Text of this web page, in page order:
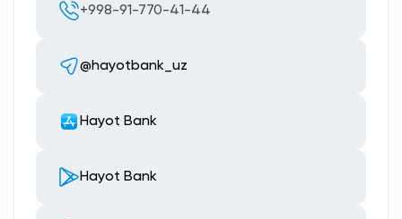
+998-91-770-41-44
@hayotbank_uz
Hayot Bank
Hayot Bank